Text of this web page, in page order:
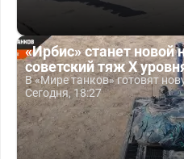
«Ирбис» станет новой
советский тяж X
В «Мире танков» готовят
Сегодня, 18:27